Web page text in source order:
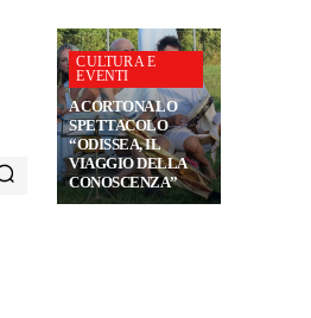
CULTURA E
EVENTI
A CORTONA LO
SPETTACOLO
“ODISSEA, IL
VIAGGIO DELLA
CONOSCENZA”